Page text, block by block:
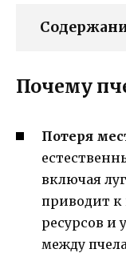
Почему
Потеря
включая
приводит
ресурсов и
между